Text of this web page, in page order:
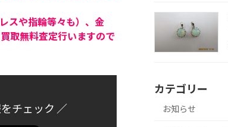
スや指輪等々も）、金
取無料査定行いますので
チェック ／
カテゴリー
お知らせ